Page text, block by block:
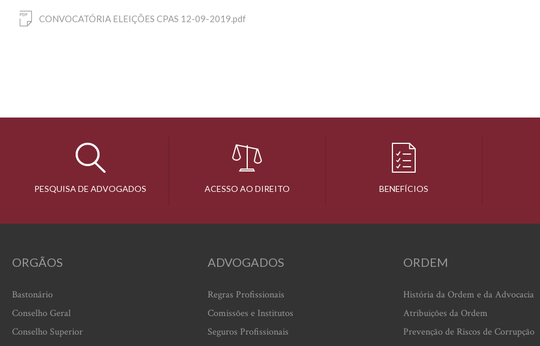
CONVOCATÓRIA ELEIÇÕES CPAS 12-09-2019.pdf
PESQUISA DE ADVOGADOS ACESSO AO DIREITO BENEFÍCIOS
ORGÃOS
Bastonário
Conselho Geral
Conselho Superior
ADVOGADOS
Regras Profissionais
Comissões e Institutos
Seguros Profissionais
ORDEM
História da Ordem e da Advocacia
Atribuições da Ordem
Prevenção de Riscos de Corrupção